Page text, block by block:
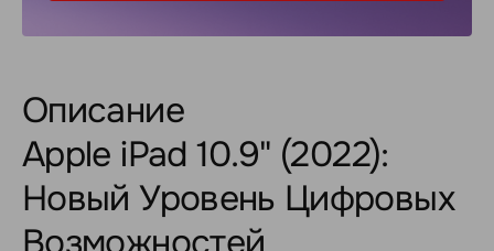
Описание
Apple iPad 10.9" (2022):
Новый Уровень Цифровых